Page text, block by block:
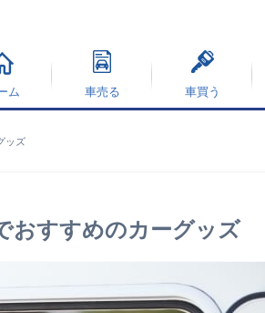
ム 車売る 車買う
ッズ
おすすめのカーグッズ